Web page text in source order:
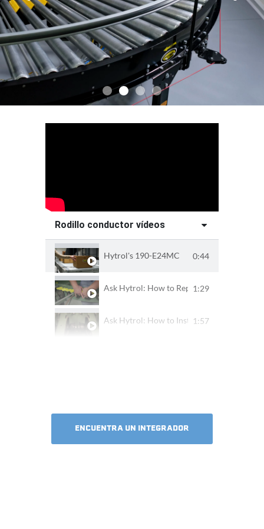
Rodillo conductor vídeos
Hytrol's 190-E24MC 0:44
Ask Hytrol: How to Replace and Maintain a
1:29
Ask Hytrol: How to Install the NSP Live
1:57
ENCUENTRA UN INTEGRADOR